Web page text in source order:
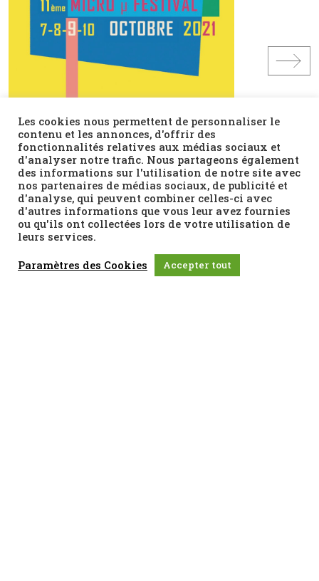
Les cookies nous permettent de personnaliser le
contenu et les annonces, d'offrir des
fonctionnalités relatives aux médias sociaux et
d'analyser notre trafic. Nous partageons également
des informations sur l'utilisation de notre site avec
nos partenaires de médias sociaux, de publicité et
d'analyse, qui peuvent combiner celles-ci avec
d'autres informations que vous leur avez fournies
ou qu'ils ont collectées lors de votre utilisation de
leurs services.
Paramètres des Cookies Accepter tout